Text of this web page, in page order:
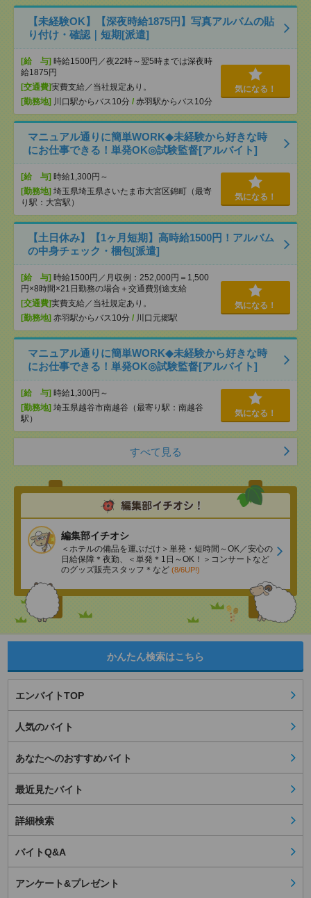
【未経験OK】【深夜時給1875円】写真アルバムの貼
り付け・確認｜短期[派遣]
[給 与] 時給1500円／夜22時～翌5時までは深夜時
給1875円
[交通費]実費支給／当社規定あり。
[勤務地] 川口駅からバス10分 / 赤羽駅からバス10分
気になる！
マニュアル通りに簡単WORK◆未経験から好きな時
にお仕事できる！単発OK◎試験監督[アルバイト]
[給 与] 時給1,300円～
[勤務地] 埼玉県埼玉県さいたま市大宮区錦町（最寄
り駅：大宮駅）
気になる！
【土日休み】【1ヶ月短期】高時給1500円！アルバム
の中身チェック・梱包[派遣]
[給 与] 時給1500円／月収例：252,000円＝1,500
円×8時間×21日勤務の場合＋交通費別途支給
[交通費]実費支給／当社規定あり。
[勤務地] 赤羽駅からバス10分 / 川口元郷駅
気になる！
マニュアル通りに簡単WORK◆未経験から好きな時
にお仕事できる！単発OK◎試験監督[アルバイト]
[給 与] 時給1,300円～
[勤務地] 埼玉県越谷市南越谷（最寄り駅：南越谷
駅）
気になる！
すべて見る
編集部イチオシ
＜ホテルの備品を運ぶだけ＞単発・短時間～OK／安心の
日給保障＊夜勤、＜単発＊1日～OK！＞コンサートなど
のグッズ販売スタッフ＊など (8/6UP!)
かんたん検索はこちら
エンバイトTOP
人気のバイト
あなたへのおすすめバイト
最近見たバイト
詳細検索
バイトQ&A
アンケート&プレゼント